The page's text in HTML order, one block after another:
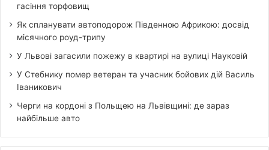
гасіння торфовищ
Як спланувати автоподорож Південною Африкою: досвід
місячного роуд-трипу
У Львові загасили пожежу в квартирі на вулиці Науковій
У Стебнику помер ветеран та учасник бойових дій Василь
Іваникович
Черги на кордоні з Польщею на Львівщині: де зараз
найбільше авто